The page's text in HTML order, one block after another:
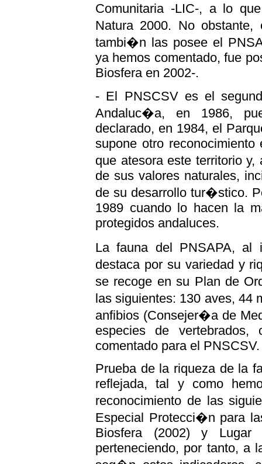
Comunitaria -LIC-, a lo
Natura 2000. No
tambi�n las posee el
ya hemos comentado, fue
Biosfera en 2002-.
- El PNSCSV es el
Andaluc�a, en 1986,
declarado, en 1984, el
supone otro
que atesora este territorio
de sus valores naturales,
de su desarrollo tur�stico.
1989 cuando lo hacen la
protegidos andaluces.
La fauna del PNSAPA, al
destaca por su variedad y
se recoge en su Plan de
las siguientes: 130 aves, 44
anfibios (Consejer�a de
especies de
comentado para el PNSCSV.
Prueba de la riqueza de la
reflejada, tal y como
reconocimiento de las
Especial Protecci�n para
Biosfera (2002) y Lugar
perteneciendo, por tanto, a